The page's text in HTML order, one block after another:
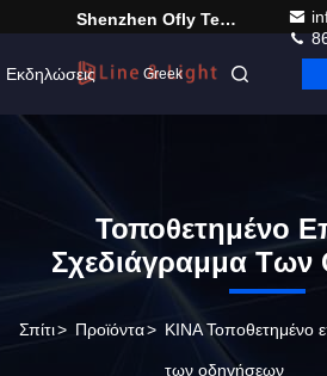
Shenzhen Ofly Technology Co.,Limited
Εκδηλώσεις
Greek
Τοποθετημένο
Σχεδιάγραμμα
Σπίτι> Προϊόντα> ΚΙΝΑ Τοποθετημένο
των οδηγήσεων